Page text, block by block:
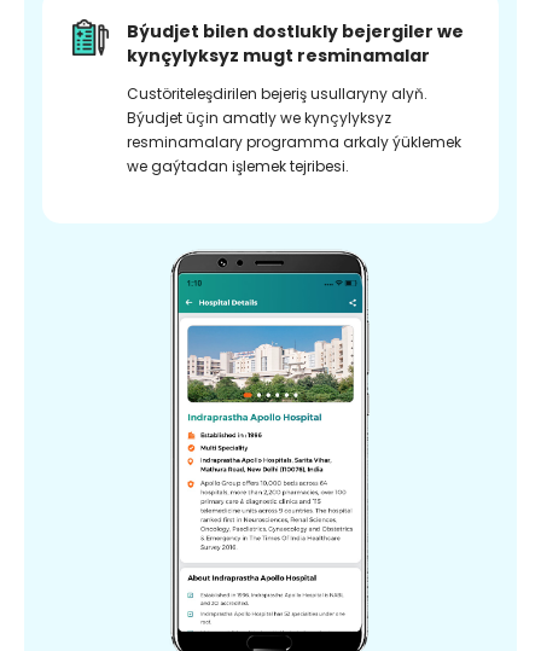
Býudjet bilen dostlukly bejergiler we
kynçylyksyz mugt resminamalar
Custöriteleşdirilen bejeriş usullaryny alyň.
Býudjet üçin amatly we kynçylyksyz
resminamalary programma arkaly ýüklemek
we gaýtadan işlemek tejribesi.